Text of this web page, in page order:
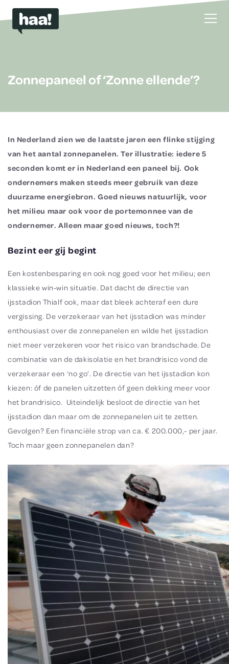
Zonnepaneel of ‘Zonne ellende’?
In Nederland zien we de laatste jaren een flinke stijging
van het aantal zonnepanelen. Ter illustratie: iedere 5
seconden komt er in Nederland een paneel bij. Ook
ondernemers maken steeds meer gebruik van deze
duurzame energiebron. Goed nieuws natuurlijk, voor
het milieu maar ook voor de portemonnee van de
ondernemer. Alleen maar goed nieuws, toch?!
Bezint eer gij begint
Een kostenbesparing en ook nog goed voor het milieu; een
klassieke win-win situatie. Dat dacht de directie van
ijsstadion Thialf ook, maar dat bleek achteraf een dure
vergissing. De verzekeraar van het ijsstadion was minder
enthousiast over de zonnepanelen en wilde het ijsstadion
niet meer verzekeren voor het risico van brandschade. De
combinatie van de dakisolatie en het brandrisico vond de
verzekeraar een ‘no go’. De directie van het ijsstadion kon
kiezen: óf de panelen uitzetten óf geen dekking meer voor
het brandrisico. Uiteindelijk besloot de directie van het
ijsstadion dan maar om de zonnepanelen uit te zetten.
Gevolgen? Een financiële strop van ca. € 200.000,- per jaar.
Toch maar geen zonnepanelen dan?